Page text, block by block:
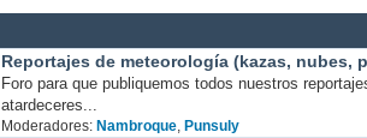
Reportajes de meteorología (kazas, nubes,
Foro para que publiquemos todos nuestros
atardeceres...
Moderadores: Nambroque, Punsuly